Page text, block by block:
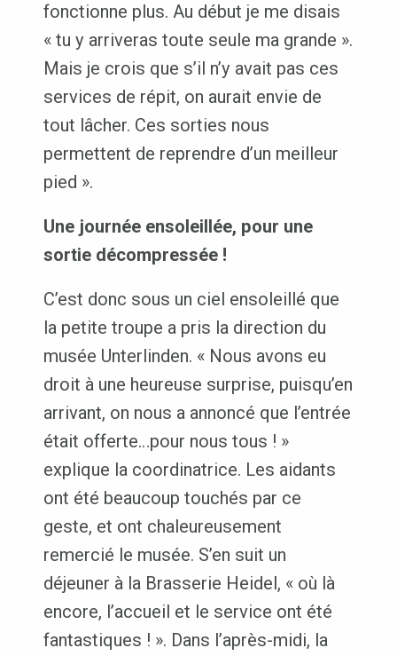
fonctionne plus. Au début je me disais
« tu y arriveras toute seule ma grande ».
Mais je crois que s’il n’y avait pas ces
services de répit, on aurait envie de
tout lâcher. Ces sorties nous
permettent de reprendre d’un meilleur
pied ».
Une journée ensoleillée, pour une
sortie décompressée !
C’est donc sous un ciel ensoleillé que
la petite troupe a pris la direction du
musée Unterlinden. « Nous avons eu
droit à une heureuse surprise, puisqu’en
arrivant, on nous a annoncé que l’entrée
était offerte…pour nous tous ! »
explique la coordinatrice. Les aidants
ont été beaucoup touchés par ce
geste, et ont chaleureusement
remercié le musée. S’en suit un
déjeuner à la Brasserie Heidel, « où là
encore, l’accueil et le service ont été
fantastiques ! ». Dans l’après-midi, la